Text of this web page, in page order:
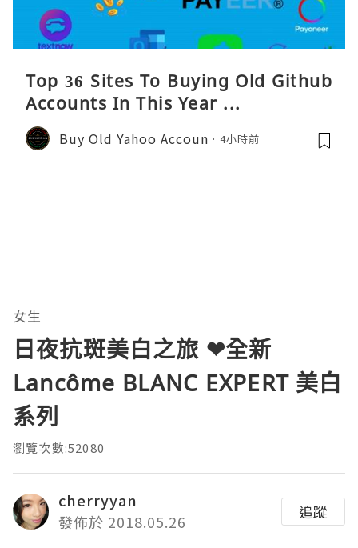
Top 36 Sites To Buying Old Github
Accounts In This Year ...
Buy Old Yahoo Accoun 4小時前
女生
日夜抗斑美白之旅 ❤全新
Lancôme BLANC EXPERT 美白
系列
瀏覽次數:52080
cherryyan
發佈於 2018.05.26
追蹤